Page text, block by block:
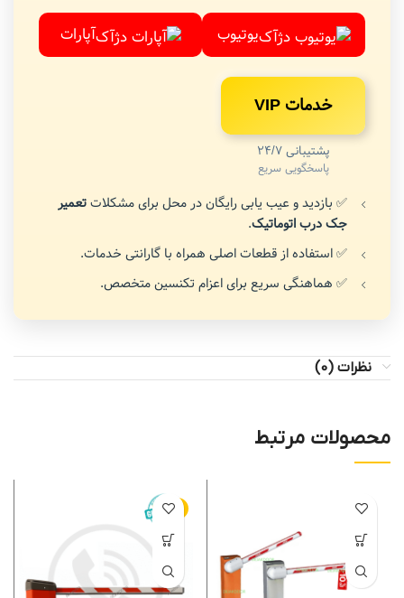
یوتیوب آپارات
خدمات VIP
پشتیبانی 24/7
پاسخگویی سریع
✅ بازدید و عیب یابی رایگان در محل برای مشکلاتتعمیر
جک درب اتوماتیک.
✅ استفاده از قطعات اصلی همراه با گارانتی خدمات.
✅ هماهنگی سریع برای اعزام تکنسین متخصص.
نظرات (0)
محصولات مرتبط
-10%